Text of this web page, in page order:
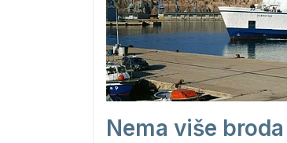
Nema više